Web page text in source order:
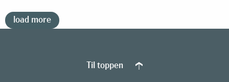
load more
Til toppen